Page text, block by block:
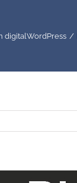
digitalWordPress